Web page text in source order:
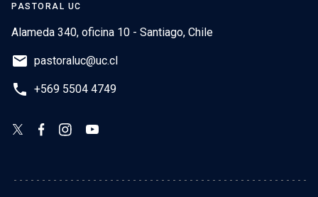
PASTORAL UC
Alameda 340, oficina 10 - Santiago, Chile
email pastoraluc@uc.cl
phone +569 5504 4749